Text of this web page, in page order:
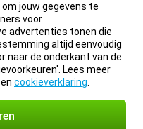
jouw gegevens te
voor
advertenties tonen die
altijd eenvoudig
naar de onderkant van de
Lees meer
en cookieverklaring